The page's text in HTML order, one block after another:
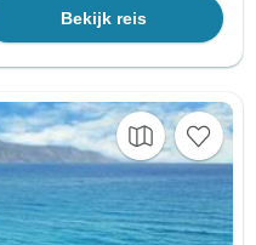
Bekijk reis